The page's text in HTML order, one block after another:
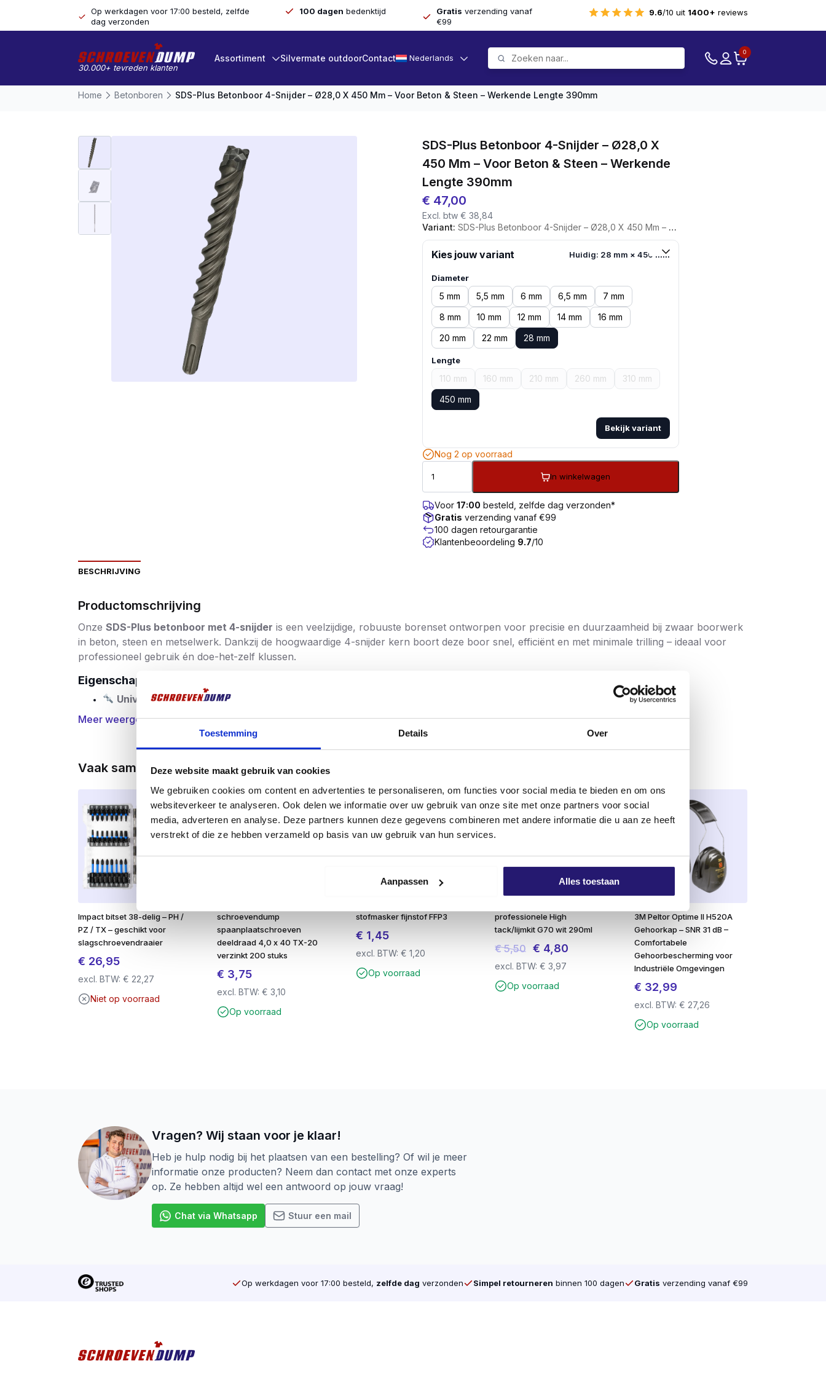
Toestemming Details Over
Deze website maakt gebruik van cookies
We gebruiken cookies om content en advertenties te personaliseren, om functies voor social media te bieden en om ons
websiteverkeer te analyseren. Ook delen we informatie over uw gebruik van onze site met onze partners voor social
media, adverteren en analyse. Deze partners kunnen deze gegevens combineren met andere informatie die u aan ze heeft
verstrekt of die ze hebben verzameld op basis van uw gebruik van hun services.
Aanpassen Alles toestaan
Op werkdagen voor 17:00 besteld, zelfde
dag verzonden
100 dagen bedenktijd Gratis verzending vanaf
€99
9.6/10 uit 1400+ reviews
30.000+ tevreden klanten
Assortiment Silvermate outdoorContact Nederlands
0
Home Betonboren SDS-Plus Betonboor 4-Snijder – Ø28,0 X 450 Mm – Voor Beton & Steen – Werkende Lengte 390mm
SDS-Plus Betonboor 4-Snijder – Ø28,0 X
450 Mm – Voor Beton & Steen – Werkende
Lengte 390mm
€ 47,00
Excl. btw € 38,84
Variant: SDS-Plus Betonboor 4-Snijder – Ø28,0 X 450 Mm – Voor Beton & Steen – Werkende Lengte 390mm
Kies jouw variant Huidig: 28 mm × 450 mm
Diameter
5 mm 5,5 mm 6 mm 6,5 mm
7 mm
8 mm
10 mm 12 mm 14 mm
16 mm
20 mm
22 mm 28 mm
Lengte
110 mm 160 mm 210 mm 260 mm
310 mm
450 mm
Bekijk variant
Nog 2 op voorraad
In winkelwagen
Voor 17:00 besteld, zelfde dag verzonden*
Gratis verzending vanaf €99
100 dagen retourgarantie
Klantenbeoordeling 9.7/10
BESCHRIJVING
Productomschrijving
Onze SDS-Plus betonboor met 4-snijder is een veelzijdige, robuuste borenset ontworpen voor precisie en duurzaamheid bij zwaar boorwerk
in beton, steen en metselwerk. Dankzij de hoogwaardige 4-snijder kern boort deze boor snel, efficiënt en met minimale trilling – ideaal voor
professioneel gebruik én doe-het-zelf klussen.
Eigenschappen
Universele SDS-Plus aansluiting
4-snijder ontwerp
Sterk en slijtvast materiaal– speciaal behandeld staal voor maximale standtijd, zelfs bij intensief gebruik.
Geschikt voor beton, steen en metselwerk– ideaal voor boorwerk ten behoeve van pluggen, ankers en bevestigingen.
Precisie en controle– verbeterde stabiliteit en minder vibratie tijdens het boren.
Diverse diameters beschikbaar– van kleine precisiegaten tot grotere doorvoeren (kies maat naar behoefte).
Toepassingen
Deze betonboor is perfect voor:
boren in
baksteen, metselwerk en kalkzandsteen
voorbereiden van gaten voorpluggen, bouten en bevestigingsmateriaal
professioneel bouw- en installatiewerk
klussen in huis, werkplaats of op de bouwplaats
Waarom deze betonboor?
Meer weergeven
Vaak samen gekocht
Impact bitset 38-delig – PH /
PZ / TX – geschikt voor
slagschroevendraaier
€ 26,95
excl. BTW: € 22,27
Niet op voorraad
Meest gekozen
schroevendump
spaanplaatschroeven
deeldraad 4,0 x 40 TX-20
verzinkt 200 stuks
€ 3,75
excl. BTW:€ 3,10
Op voorraad
stofmasker fijnstof FFP3
€ 1,45
excl. BTW:€ 1,20
Op voorraad
Meest verkocht
professionele High
tack/lijmkit G70 wit 290ml
€5,50 Oorspronkelijke
prijs
was:
€ 4,80
excl. BTW:€ 3,97
Op voorraad
​3M Peltor Optime II H520A
Gehoorkap – SNR 31 dB –
Comfortabele
Gehoorbescherming voor
Industriële Omgevingen
€ 32,99
excl. BTW: € 27,26
Op voorraad
Vragen? Wij staan voor je klaar!
Heb je hulp nodig bij het plaatsen van een bestelling? Of wil je meer
informatie onze producten? Neem dan contact met onze experts
op. Ze hebben altijd wel een antwoord op jouw vraag!
Chat via Whatsapp Stuur een mail
Op werkdagen voor 17:00 besteld, zelfde dag verzonden Simpel retourneren binnen 100 dagen Gratis verzending vanaf €99